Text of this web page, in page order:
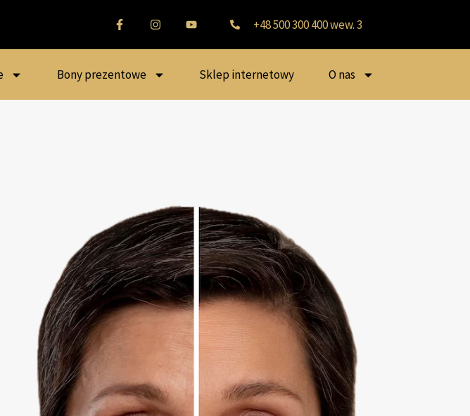
+48 500 300 400 wew. 3
Bony prezentowe Sklep internetowy O nas